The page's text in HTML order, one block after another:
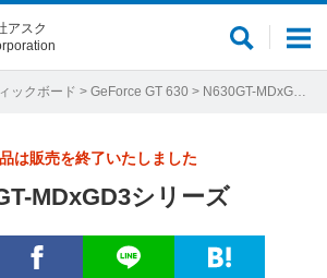
メ
ュ
サ
ト
アスク
ックボード > GeForce GT 630 > N630GT-MDxGD3シリーズ
は販売を終了いたしました
MDxGD3シリーズ